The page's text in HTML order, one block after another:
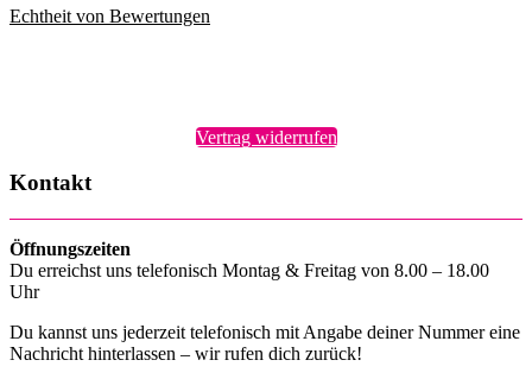
Echtheit von Bewertungen
Vertrag widerrufen
Kontakt
Öffnungszeiten
Du erreichst uns telefonisch Montag & Freitag von 8.00 – 18.00
Uhr
Du kannst uns jederzeit telefonisch mit Angabe deiner Nummer eine
Nachricht hinterlassen – wir rufen dich zurück!